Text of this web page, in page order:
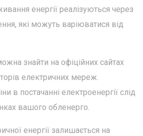
енергії реалізуються через
які можуть варіюватися від
знайти на офіційних сайтах
електричних мереж.
в постачанні електроенергії слід
вашого обленерго.
енергії залишається на